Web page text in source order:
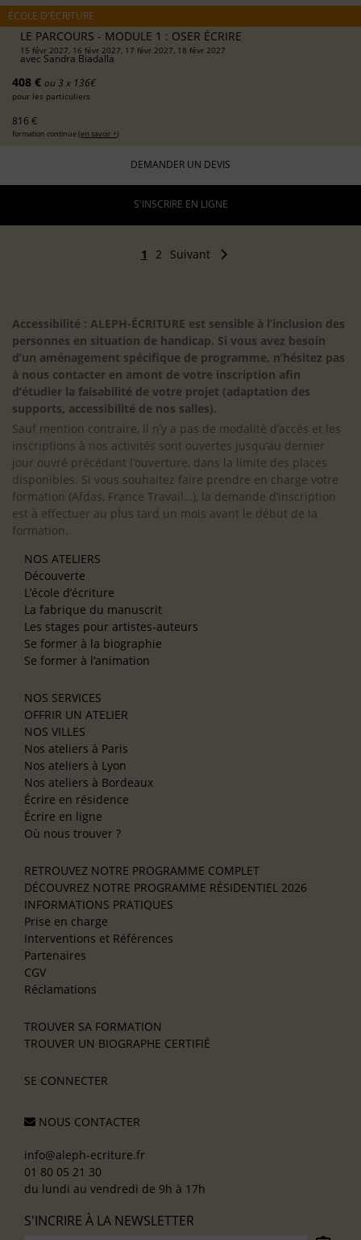
ÉCOLE D'ÉCRITURE
LE PARCOURS - MODULE 1 : OSER ÉCRIRE
15 févr 2027, 16 févr 2027, 17 févr 2027, 18 févr 2027
avec Sandra Biadalla
408 € ou 3 x 136€
pour les particuliers
816 €
formation continue (en savoir +)
DEMANDER UN DEVIS
S'INSCRIRE EN LIGNE
1 2 Suivant
Accessibilité : ALEPH-ÉCRITURE est sensible à l’inclusion des
personnes en situation de handicap. Si vous avez besoin
d’un aménagement spécifique de programme, n’hésitez pas
à nous contacter en amont de votre inscription afin
d’étudier la faisabilité de votre projet (adaptation des
supports, accessibilité de nos salles).
Sauf mention contraire, il n’y a pas de modalité d’accès et les
inscriptions à nos activités sont ouvertes jusqu’au dernier
jour ouvré précédant l’ouverture, dans la limite des places
disponibles. Si vous souhaitez faire prendre en charge votre
formation (Afdas, France Travail…), la demande d’inscription
est à effectuer au plus tard un mois avant le début de la
formation.
NOS ATELIERS
Découverte
L’école d’écriture
La fabrique du manuscrit
Les stages pour artistes-auteurs
Se former à la biographie
Se former à l’animation
NOS SERVICES
OFFRIR UN ATELIER
NOS VILLES
Nos ateliers à Paris
Nos ateliers à Lyon
Nos ateliers à Bordeaux
Écrire en résidence
Écrire en ligne
Où nous trouver ?
RETROUVEZ NOTRE PROGRAMME COMPLET
DÉCOUVREZ NOTRE PROGRAMME RÉSIDENTIEL 2026
INFORMATIONS PRATIQUES
Prise en charge
Interventions et Références
Partenaires
CGV
Réclamations
TROUVER SA FORMATION
TROUVER UN BIOGRAPHE CERTIFIÉ
SE CONNECTER
NOUS CONTACTER
info@aleph-ecriture.fr
01 80 05 21 30
du lundi au vendredi de 9h à 17h
S'INCRIRE À LA NEWSLETTER